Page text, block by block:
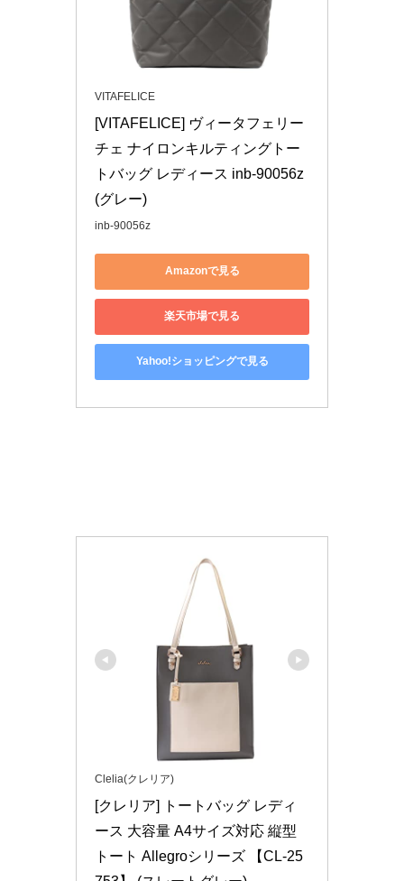
VITAFELICE
[VITAFELICE] ヴィータフェリー
チェ ナイロンキルティングトー
トバッグ レディース inb-90056z
(グレー)
inb-90056z
Amazonで見る
楽天市場で見る
Yahoo!ショッピングで見る
Clelia(クレリア)
[クレリア] トートバッグ レディ
ース 大容量 A4サイズ対応 縦型
トート Allegroシリーズ 【CL-25